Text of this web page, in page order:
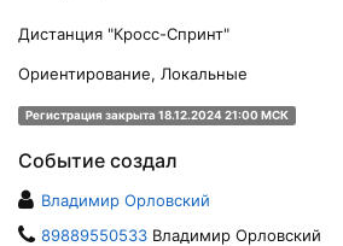
Дистанция "Кросс-Спринт"
Ориентирование, Локальные
Регистрация закрыта 18.12.2024 21:00 МСК
Событие создал
Владимир Орловский
89889550533 Владимир Орловский